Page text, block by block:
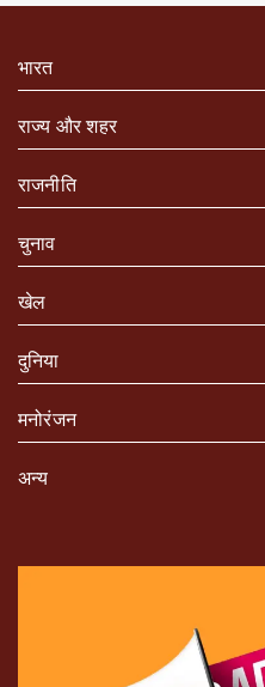
भारत
राज्य और शहर
राजनीति
चुनाव
खेल
दुनिया
मनोरंजन
अन्य